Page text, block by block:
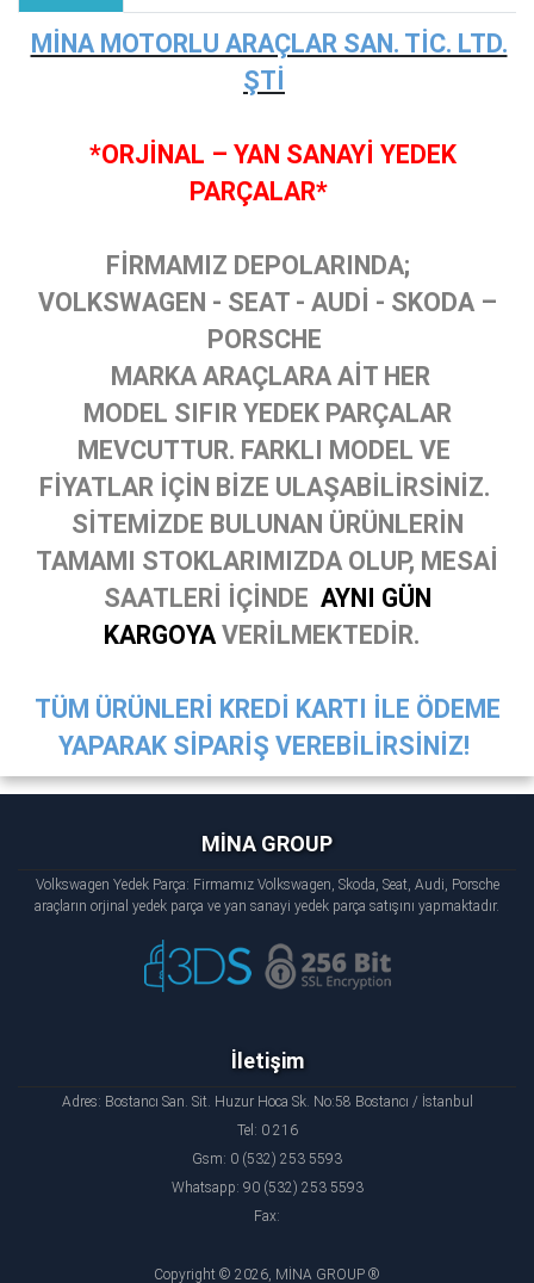
MİNA MOTORLU ARAÇLAR SAN. TİC. LTD.
ŞTİ
*ORJİNAL – YAN SANAYİ YEDEK
PARÇALAR*
FİRMAMIZ DEPOLARINDA;
VOLKSWAGEN - SEAT - AUDİ - SKODA –
PORSCHE
MARKA ARAÇLARA AİT HER
MODEL SIFIR YEDEK PARÇALAR
MEVCUTTUR. FARKLI MODEL VE
FİYATLAR İÇİN BİZE ULAŞABİLİRSİNİZ.
SİTEMİZDE BULUNAN ÜRÜNLERİN
TAMAMI STOKLARIMIZDA OLUP, MESAİ
SAATLERİ İÇİNDE AYNI GÜN
KARGOYA VERİLMEKTEDİR.
TÜM ÜRÜNLERİ KREDİ KARTI İLE ÖDEME
YAPARAK SİPARİŞ VEREBİLİRSİNİZ!
MİNA GROUP
Volkswagen Yedek Parça: Firmamız Volkswagen, Skoda, Seat, Audi, Porsche
araçların orjinal yedek parça ve yan sanayi yedek parça satışını yapmaktadır.
İletişim
Adres: Bostancı San. Sit. Huzur Hoca Sk. No:58 Bostancı / İstanbul
Tel: 0 216
Gsm: 0 (532) 253 5593
Whatsapp: 90 (532) 253 5593
Fax:
Copyright © 2026, MİNA GROUP ®